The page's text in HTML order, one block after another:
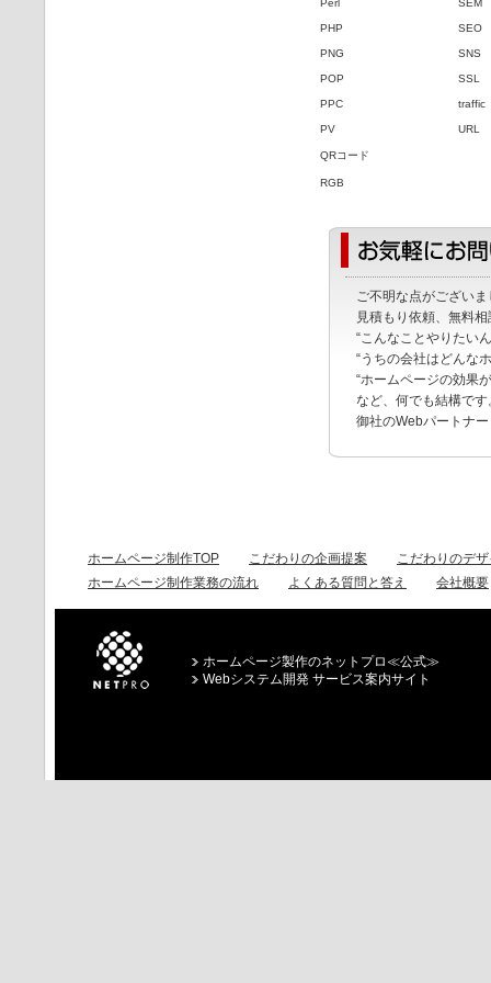
Perl
PHP
PNG
POP
PPC
PV
QRコード
RGB
SEM
SEO
SNS
SSL
traffic
URL
ご不明な点がござい
見積もり依頼、無料
“こんなことやりたい
“うちの会社はどんな
“ホームページの効果
など、何でも結構です
御社のWebパートナ
ホームページ制作TOP こだわりの企画提案
こだわりのデ
ホームページ制作業務の流れ
よくある質問と答え 会社概要
ホームページ製作のネットプロ≪公式≫
Webシステム開発 サービス案内サイト